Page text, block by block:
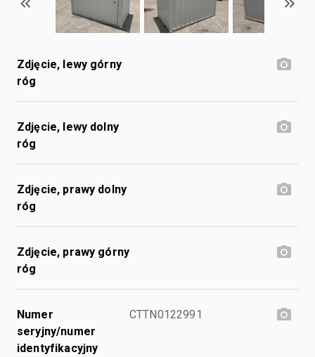
Zdjęcie, lewy górny
róg
Zdjęcie, lewy dolny
róg
Zdjęcie, prawy dolny
róg
Zdjęcie, prawy górny
róg
Numer
seryjny/numer
identyfikacyjny
CTTN0122991